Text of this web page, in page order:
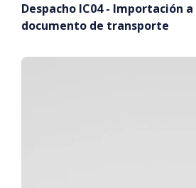
Despacho IC04 - Importación
documento de transporte